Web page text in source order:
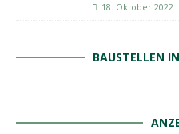
18. Oktober 2022
BAUSTELLEN